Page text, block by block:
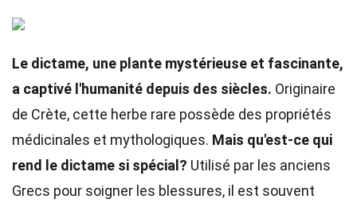
Le dictame, une plante mystérieuse et fascinante,
a captivé l'humanité depuis des siècles. Originaire
de Crète, cette herbe rare possède des propriétés
médicinales et mythologiques. Mais qu'est-ce qui
rend le dictame si spécial? Utilisé par les anciens
Grecs pour soigner les blessures, il est souvent